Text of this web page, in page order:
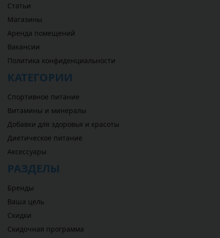
Статьи
Магазины
Аренда помещений
Вакансии
Политика конфиденциальности
КАТЕГОРИИ
Спортивное питание
Витамины и минералы
Добавки для здоровья и красоты
Диетическое питание
Аксессуары
РАЗДЕЛЫ
Бренды
Ваша цель
Скидки
Скидочная программа